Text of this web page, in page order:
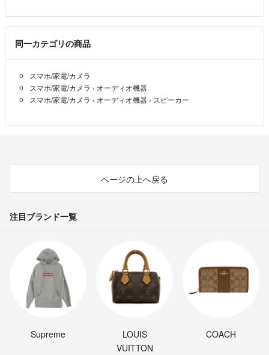
同一カテゴリの商品
スマホ/家電/カメラ
スマホ/家電/カメラ › オーディオ機器
スマホ/家電/カメラ › オーディオ機器 › スピーカー
ページの上へ戻る
注目ブランド一覧
Supreme
LOUIS
VUITTON
COACH